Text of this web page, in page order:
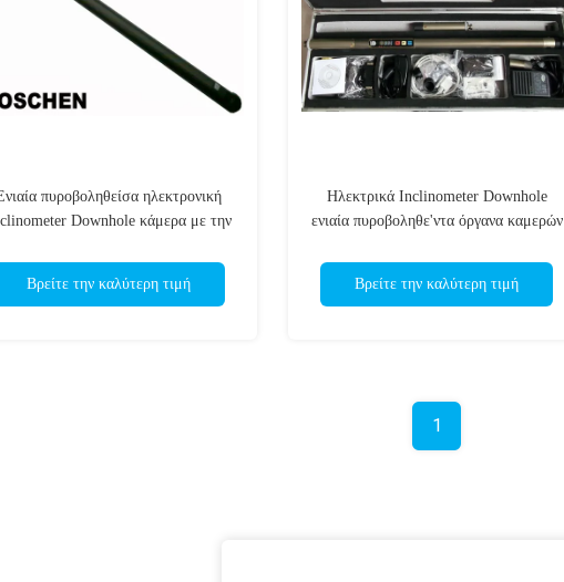
πυροβοληθείσα ηλεκτρονική
Downhole κάμερα με την
Βρείτε την καλύτερη τιμή
Ηλεκτρικά Inclinometer Downhole
ενιαία πυροβοληθε'ντα όργανα καμερών
Βρείτε την καλύτερη τιμή
1